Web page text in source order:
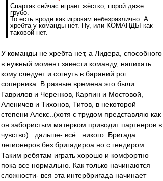
Спартак сейчас играет жёстко, порой даже
грубо.
То есть вроде как игрокам небезразлично. А
хребта у команды нет. Ну, или КОМАНДЫ как
таковой нет.
У команды не хребта нет, а Лидера, способного
в нужный момент завести команду, напихать
кому следует и согнуть в бараний рог
соперника. В разные времена это были
Гаврилов и Черенков, Карпин и Мостовой,
Аленичев и Тихонов, Титов, в некоторой
степени Алекс..(хотя с трудом представляю как
он забористым матерком приводит партнеров в
чувство) ..дальше- всё.. никого. Бригада
легионеров без бригадироа но с гендиром.
Таким ребятам играть хорошо и комфортно
пока все нормально. Как только начинаются
сложности- вся эта интербригада начинает